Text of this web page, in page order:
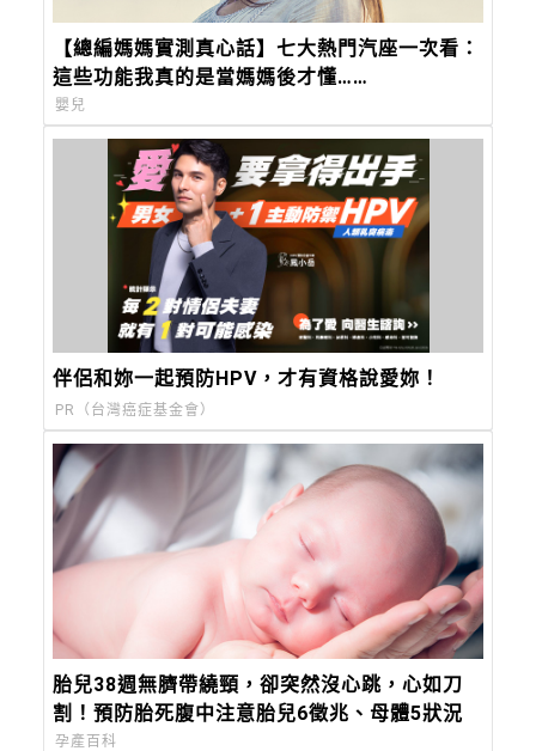
【總編媽媽實測真心話】七大熱門汽座一次看：
這些功能我真的是當媽媽後才懂……
嬰兒
伴侶和妳一起預防HPV，才有資格說愛妳！
PR（台灣癌症基金會）
胎兒38週無臍帶繞頸，卻突然沒心跳，心如刀
割！預防胎死腹中注意胎兒6徵兆、母體5狀況
孕產百科